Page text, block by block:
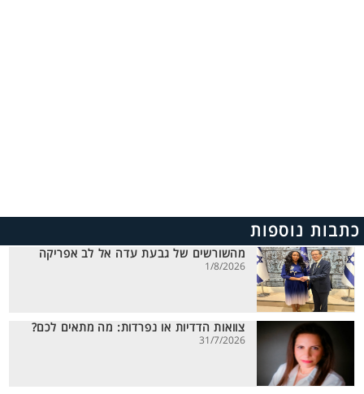
כתבות נוספות
מהשורשים של גבעת עדה אל לב אפריקה
1/8/2026
צוואות הדדיות או נפרדות: מה מתאים לכם?
31/7/2026